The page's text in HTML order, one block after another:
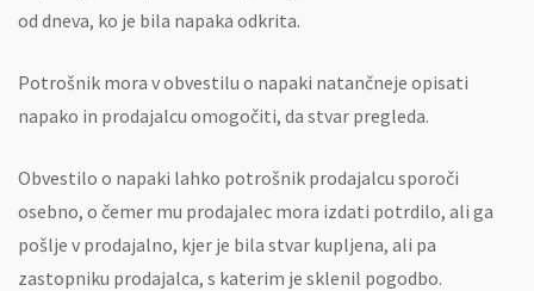
od dneva, ko je bila napaka odkrita.
Potrošnik mora v obvestilu o napaki natančneje opisati
napako in prodajalcu omogočiti, da stvar pregleda.
Obvestilo o napaki lahko potrošnik prodajalcu sporoči
osebno, o čemer mu prodajalec mora izdati potrdilo, ali ga
pošlje v prodajalno, kjer je bila stvar kupljena, ali pa
zastopniku prodajalca, s katerim je sklenil pogodbo.